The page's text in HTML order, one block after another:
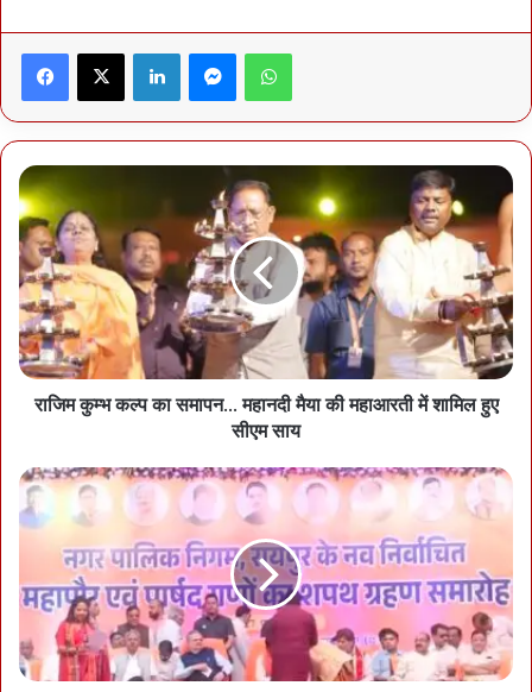
Facebook X LinkedIn
राजिम कुम्भ कल्प का समापन… महानदी मैया की महाआरती में शामिल हुए
सीएम साय